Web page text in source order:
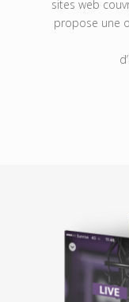
sites web
propose une